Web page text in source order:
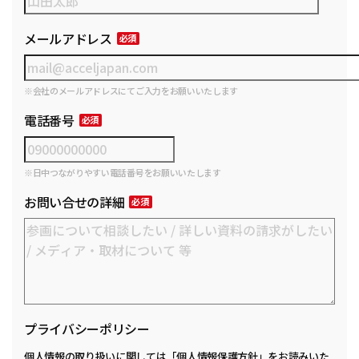
メールアドレス
※会社のメールアドレスにてご入力をお願いいたします
電話番号
※日中つながりやすい電話番号をお願いいたします
お問い合せの詳細
プライバシーポリシー